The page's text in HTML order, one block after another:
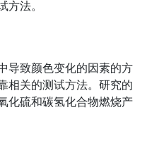
法。
导致颜色变化的因素的方
相关的测试方法。研究的
化硫和碳氢化合物燃烧产